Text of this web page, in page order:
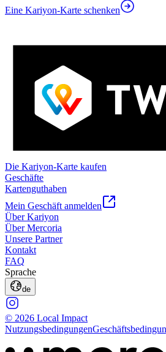
Eine Kariyon-Karte schenken
Die Kariyon-Karte kaufen
Geschäfte
Kartenguthaben
Mein Geschäft anmelden
Über Kariyon
Über Mercoria
Unsere Partner
Kontakt
FAQ
Sprache
de
© 2026 Local Impact
Nutzungsbedingungen